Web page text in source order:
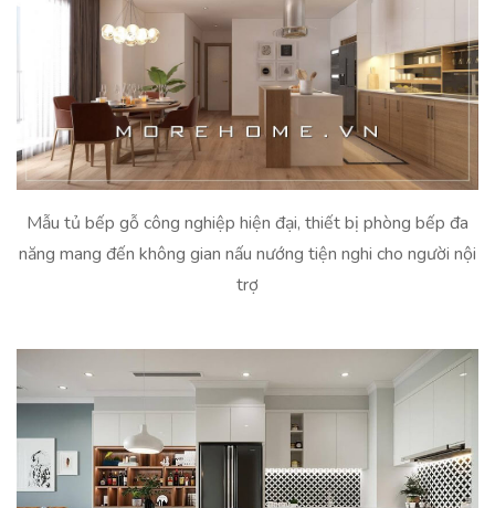
Mẫu tủ bếp gỗ công nghiệp hiện đại, thiết bị phòng bếp đa
năng mang đến không gian nấu nướng tiện nghi cho người nội
trợ